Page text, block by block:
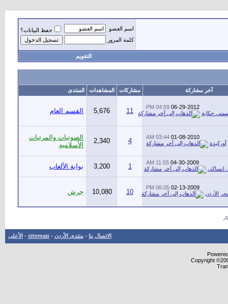
اسم العضو
حفظ البيانات؟
كلمة المرور
التقويم
آخر مشاركة مشاركات المشاهدات المنتدى
06-29-2012
04:59 PM
حكاية
11
5,676 القسم العام
01-08-2010
03:44 AM
أوركيدة 4
2,340
الصوتيات والمرئيات
الأسلاميه
04-30-2009
11:55 AM
انساكي
1
3,200 بوابة الألعاب
02-13-2009
06:05 PM
الأردن
10
10,080 جرش
الاتصال بنا - منتدى الأردن -
sitemap
- الأعلى
Copyright